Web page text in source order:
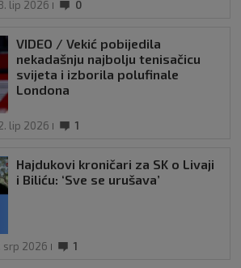
lip 2026 0
VIDEO / Vekić pobijedila
nekadašnju najbolju tenisačicu
svijeta i izborila polufinale
Londona
lip 2026 1
Hajdukovi kroničari za SK o Livaji
i Biliću: ‘Sve se urušava’
srp 2026 1